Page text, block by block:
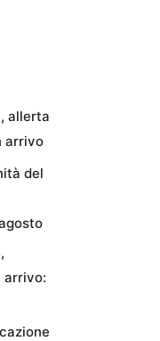
allerta
arrivo
del
arrivo: